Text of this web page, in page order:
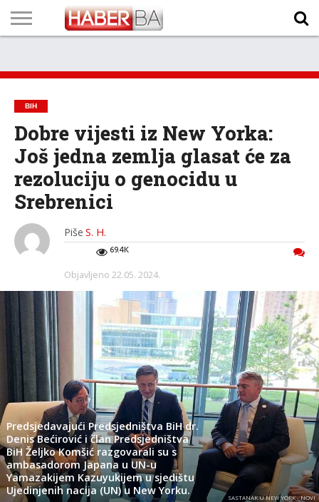
TECH
PROGRAM
PROGNOZA
PUTEVIMA
LISTA
NAMA
BIH
Dobre vijesti iz New Yorka:
Još jedna zemlja glasat će za
rezoluciju o genocidu u
Srebrenici
Piše S. H.
69.4K
Objavljeno 22.05. 2024.
Predsjedavajući Predsjedništva BiH dr.
Denis Bećirović i član Predsjedništva
BiH Željko Komšić razgovarali su s
ambasadorom Japana u UN-u
Yamazakijem Kazuyukijem u sjedištu
Ujedinjenih nacija (UN) u New Yorku.
SASTANAK U NEW YORK - NOVI